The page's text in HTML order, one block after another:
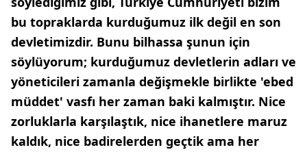
bu topraklarda kurduğumuz ilk değil en son
devletimizdir. Bunu bilhassa şunun için
söylüyorum; kurduğumuz devletlerin adları ve
yöneticileri zamanla değişmekle birlikte 'ebed
müddet' vasfı her zaman baki kalmıştır. Nice
zorluklarla karşılaştık, nice ihanetlere maruz
kaldık, nice badirelerden geçtik ama her